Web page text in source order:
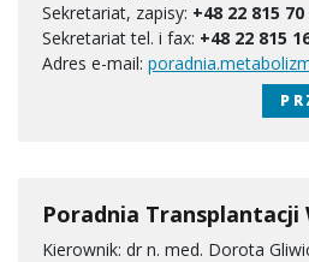
Sekretariat, zapisy: +48 22 815 70
Sekretariat tel. i fax: +48 22 815
Adres e-mail:
Poradnia Transplantacji
Kierownik: dr n. med. Dorota